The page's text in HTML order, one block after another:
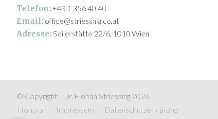
Telefon:+43 1 356 40 40
Email: office@striessnig.co.at
Adresse:Seilerstätte 22/6, 1010 Wien
© Copyright - Dr. Florian Striessnig 2026
Honorar
Impressum Datenschutzerklärung